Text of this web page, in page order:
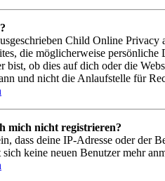
Child Online Privacy
die möglicherweise
bist, ob dies auf dich oder die
und nicht die Anlaufstelle für
mich nicht registrieren?
dass deine IP-Adresse oder der
sich keine neuen Benutzer mehr